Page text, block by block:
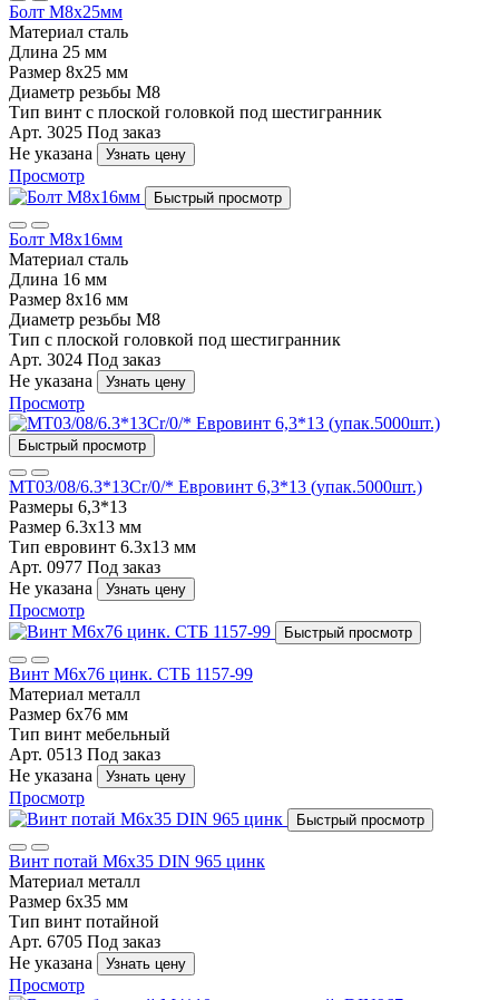
Болт М8х25мм
Материал сталь
Длина 25 мм
Размер 8х25 мм
Диаметр резьбы М8
Тип винт с плоской головкой под шестигранник
Арт. 3025 Под заказ
Не указана
Узнать цену
Просмотр
Быстрый просмотр
Болт М8х16мм
Материал сталь
Длина 16 мм
Размер 8х16 мм
Диаметр резьбы М8
Тип с плоской головкой под шестигранник
Арт. 3024 Под заказ
Не указана
Узнать цену
Просмотр
Быстрый просмотр
MT03/08/6.3*13Cr/0/* Евровинт 6,3*13 (упак.5000шт.)
Размеры 6,3*13
Размер 6.3х13 мм
Тип евровинт 6.3х13 мм
Арт. 0977 Под заказ
Не указана
Узнать цену
Просмотр
Быстрый просмотр
Винт М6х76 цинк. СТБ 1157-99
Материал металл
Размер 6x76 мм
Тип винт мебельный
Арт. 0513 Под заказ
Не указана
Узнать цену
Просмотр
Быстрый просмотр
Винт потай М6х35 DIN 965 цинк
Материал металл
Размер 6х35 мм
Тип винт потайной
Арт. 6705 Под заказ
Не указана
Узнать цену
Просмотр